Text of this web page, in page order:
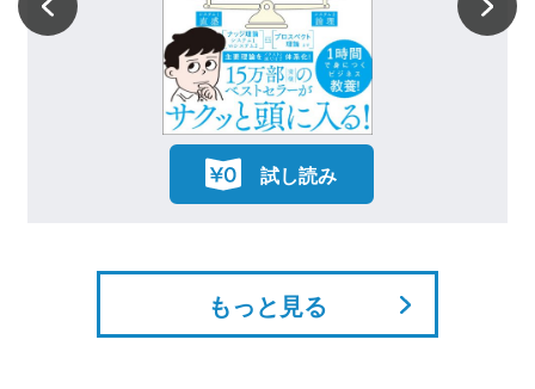
ノンフィクション作家、サイエンス・ライタ
ー。上智大学理工学部物理学科卒。大学での専
攻は、幾何光学および波動光学。かねてより、
鳥と日本人の関係に強い関心があったことか
ら、1996年より飼鳥史の研究を始める。現在
は鳥を中心に、人間と動物の関係をルポルター
ジュするほか、先端の科学技術を紹介する記事
『鳥の脳力を探る』『科学ニュースがみるみる
わかる最新キーワード800』、『大江戸飼い鳥
草紙』（吉川弘文館）、『飼い鳥：困った時に読む
試し読み
もっと見る